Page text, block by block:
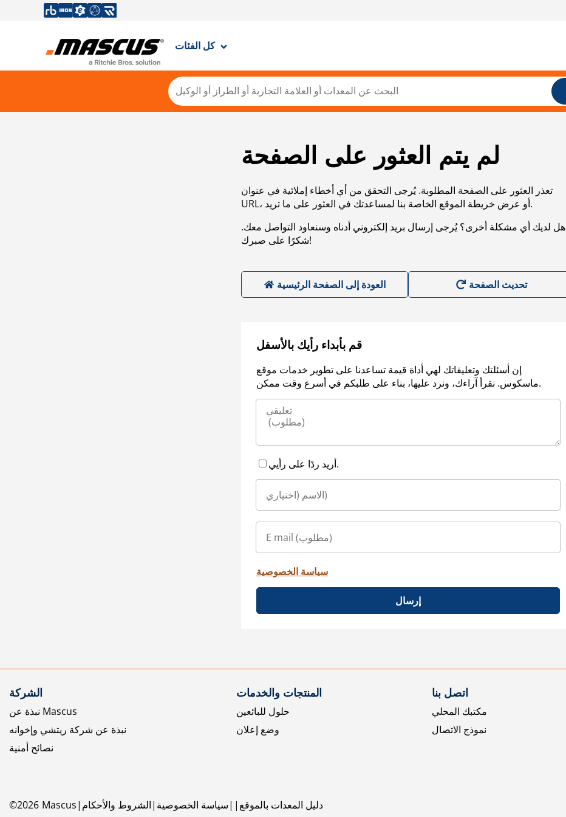
كل الفئات
لم يتم العثور على الصفحة
تعذر العثور على الصفحة المطلوبة. يُرجى التحقق من أي أخطاء إملائية في عنوان
URL، أو عرض خريطة الموقع الخاصة بنا لمساعدتك في العثور على ما تريد.
هل لديك أي مشكلة أخرى؟ يُرجى إرسال بريد إلكتروني أدناه وسنعاود التواصل معك.
شكرًا على صبرك!
العودة إلى الصفحة الرئيسية
قم بأبداء رأيك بالأسفل
إن أسئلتك وتعليقاتك لهي أداة قيمة تساعدنا على تطوير خدمات موقع
ماسكوس. نقرأ آراءك، ونرد عليها، بناء على طلبكم في أسرع وقت ممكن.
أريد ردًا على رأيي.
سياسة الخصوصية
إرسال
الشركة
نبذة عن Mascus
نبذة عن شركة ريتشي وإخوانه
نصائح أمنية
المنتجات والخدمات
حلول للبائعين
وضع إعلان
اتصل بنا
مكتبك المحلي
نموذج الاتصال
©2026 Mascus الشروط والأحكام سياسة الخصوصية دليل المعدات بالموقع